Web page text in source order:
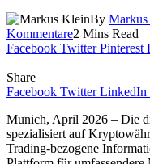
By
Kommentare2 Mins Read
Facebook Twitter Pinterest
Share
Facebook Twitter LinkedIn
Munich, April 2026 – Die
spezialisiert auf
Trading-bezogene